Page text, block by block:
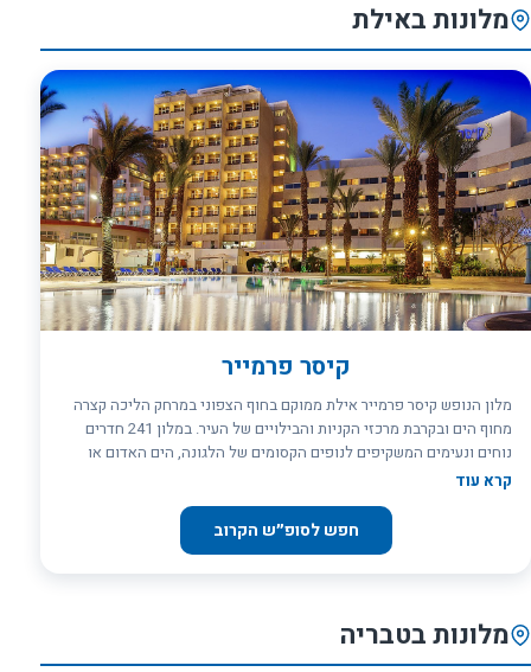
מלונות באילת
קיסר פרמייר
מלון הנופש קיסר פרמייר אילת ממוקם בחוף הצפוני במרחק הליכה קצרה
מחוף הים ובקרבת מרכזי הקניות והבילויים של העיר. במלון 241 חדרים
נוחים ונעימים המשקיפים לנופים הקסומים של הלגונה, הים האדום או
סאונה פינית יבשה וחדר כושר, וכן מכון יופי ומספרה. במלון צוות הווי
מקצועי המשעשע ומפתיע מידי ערב בהופעות מקוריות למבוגרים ומפעיל
קרא עוד
חפש לסופ״ש הקרוב
מלונות בטבריה